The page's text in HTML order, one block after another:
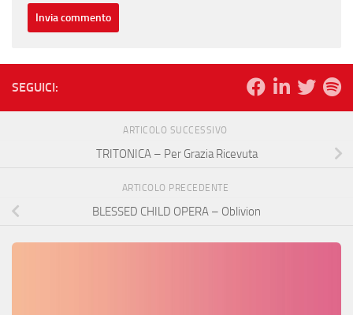
SEGUICI:
ARTICOLO SUCCESSIVO
TRITONICA – Per Grazia Ricevuta
ARTICOLO PRECEDENTE
BLESSED CHILD OPERA – Oblivion